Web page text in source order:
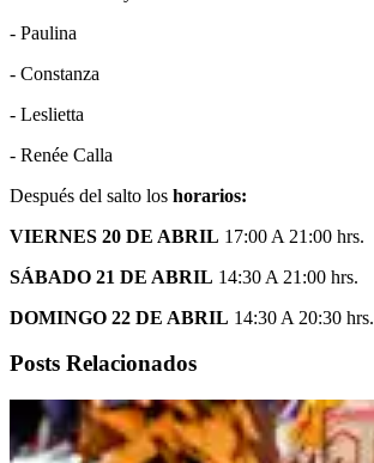
- Paulina
- Constanza
- Leslietta
- Renée Calla
Después del salto los horarios:
VIERNES 20 DE ABRIL 17:00 A 21:00 hrs.
SÁBADO 21 DE ABRIL 14:30 A 21:00 hrs.
DOMINGO 22 DE ABRIL 14:30 A 20:30 hrs.
Posts Relacionados